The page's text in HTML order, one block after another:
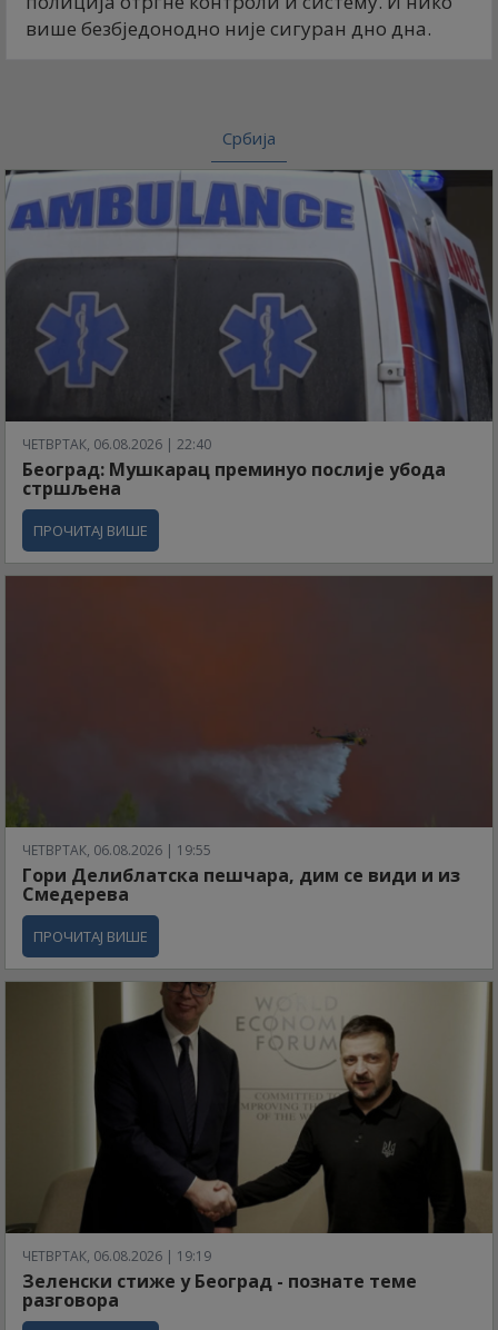
више безбједонодно није сигуран дно дна.
Србија
ЧЕТВРТАК, 06.08.2026 | 22:40
Београд: Мушкарац преминуо послије убода
стршљена
ПРОЧИТАЈ ВИШЕ
ЧЕТВРТАК, 06.08.2026 | 19:55
Гори Делиблатска пешчара, дим се види и из
Смедерева
ПРОЧИТАЈ ВИШЕ
ЧЕТВРТАК, 06.08.2026 | 19:19
Зеленски стиже у Београд - познате теме
разговора